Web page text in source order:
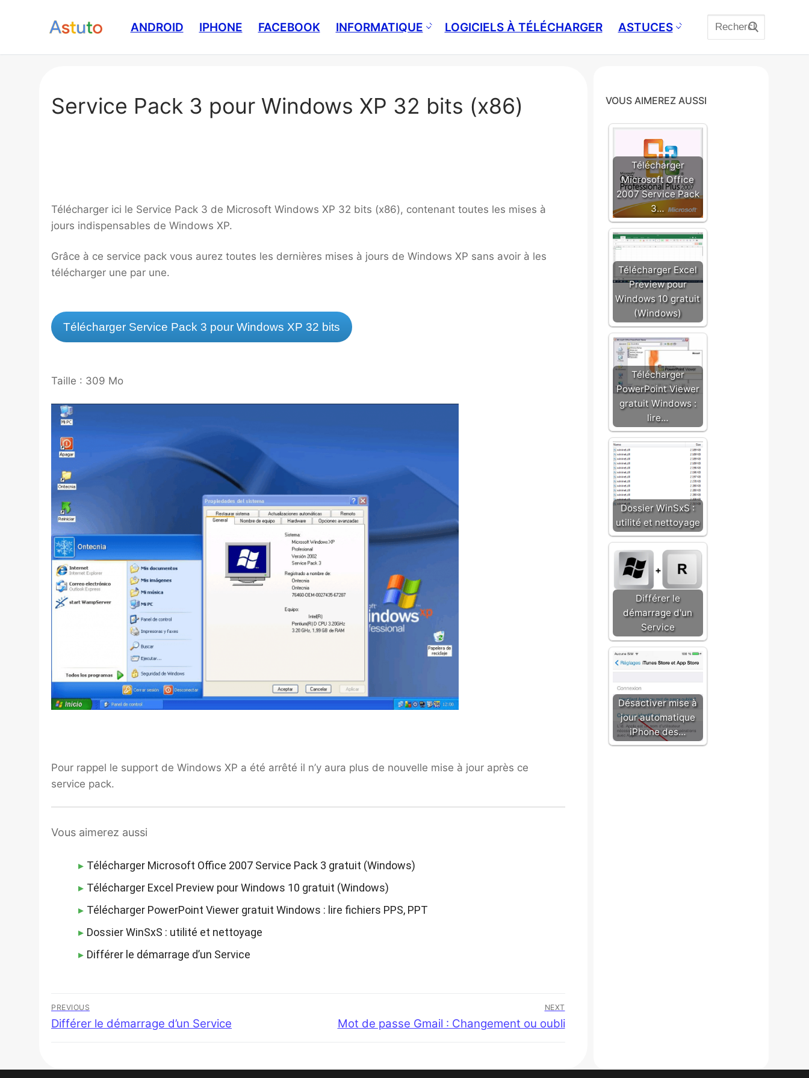
ANDROID IPHONE FACEBOOK INFORMATIQUE LOGICIELS À TÉLÉCHARGER ASTUCES
Rechercher
:
Service Pack 3 pour Windows XP 32 bits (x86)
Télécharger ici le Service Pack 3 de Microsoft Windows XP 32 bits (x86), contenant toutes les mises à
jours indispensables de Windows XP.
Grâce à ce service pack vous aurez toutes les dernières mises à jours de Windows XP sans avoir à les
télécharger une par une.
Télécharger Service Pack 3 pour Windows XP 32 bits
Taille : 309 Mo
Pour rappel le support de Windows XP a été arrêté il n’y aura plus de nouvelle mise à jour après ce
service pack.
Vous aimerez aussi
Télécharger Microsoft Office 2007 Service Pack 3 gratuit (Windows)
Télécharger Excel Preview pour Windows 10 gratuit (Windows)
Télécharger PowerPoint Viewer gratuit Windows : lire fichiers PPS, PPT
Dossier WinSxS : utilité et nettoyage
Différer le démarrage d’un Service
Navigation
de
PREVIOUS
Previous
Différer le démarrage d’un Service
NEXT
Next
Mot de passe Gmail : Changement ou oubli
VOUS AIMEREZ AUSSI
Télécharger
Microsoft Office
2007 Service Pack
3…
Télécharger Excel
Preview pour
Windows 10 gratuit
(Windows)
Télécharger
PowerPoint Viewer
gratuit Windows :
lire…
Dossier WinSxS :
utilité et nettoyage
Différer le
démarrage d'un
Service
Désactiver mise à
jour automatique
iPhone des…